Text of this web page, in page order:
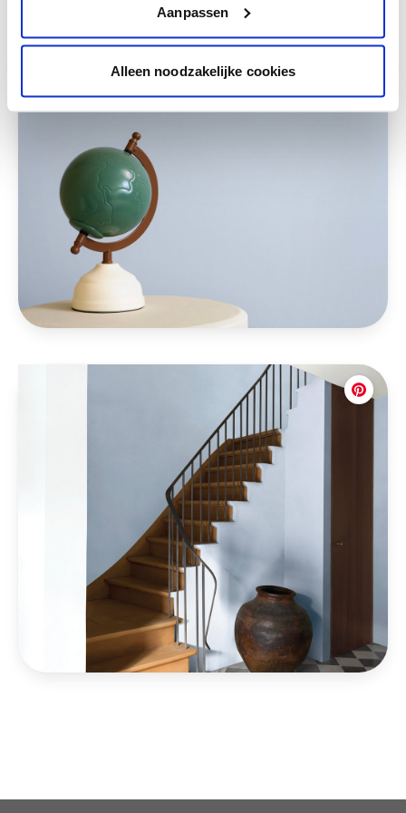
Aanpassen
Alleen noodzakelijke cookies